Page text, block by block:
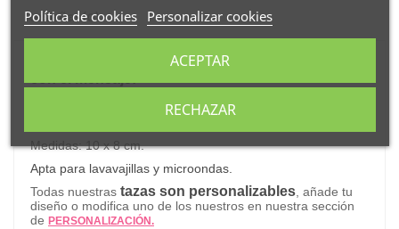
Reseñas(0)
Original y simpática tazade porcelana decorada
"este año te has portado genial".
Medidas: 10 x 8 cm.
Apta para lavavajillas y microondas.
Todas nuestras tazas son personalizables , añade tu
diseño o modifica uno de los nuestros en nuestra sección
de PERSONALIZACIÓN.
Política de cookies Personalizar cookies
RECHAZAR
ACEPTAR